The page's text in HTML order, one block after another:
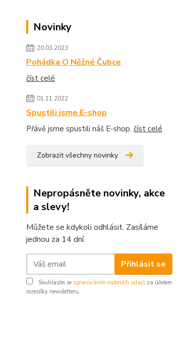
Novinky
20.03.2023
Pohádka O Něžné Čubce
číst celé
01.11.2022
Spustili jsme E-shop
Přávě jsme spustili náš E-shop. číst celé
Zobrazit všechny novinky
Nepropásněte novinky, akce
a slevy!
Můžete se kdykoli odhlásit. Zasíláme
jednou za 14 dní.
Přihlásit se
Souhlasím se zpracováním osobních údajů za účelem
rozesílky newsletteru.